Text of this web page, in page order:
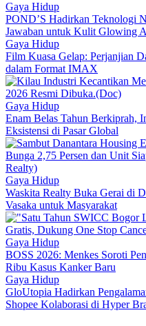
Gaya Hidup
POND’S Hadirkan Teknologi
Jawaban untuk Kulit Glowing
Gaya Hidup
Film Kuasa Gelap: Perjanjian
dalam Format IMAX
Gaya Hidup
Enam Belas Tahun Berkiprah,
Eksistensi di Pasar Global
Gaya Hidup
Waskita Realty Buka Gerai di
Vasaka untuk Masyarakat
Gaya Hidup
BOSS 2026: Menkes Soroti
Ribu Kasus Kanker Baru
Gaya Hidup
GloUtopia Hadirkan
Shopee Kolaborasi di Hyper